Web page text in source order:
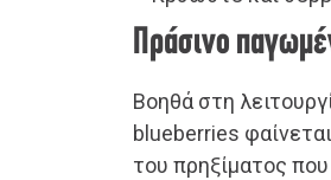
Πράσινο
Βοηθά στη
blueberries
του πρηξίματος